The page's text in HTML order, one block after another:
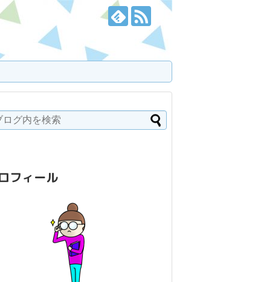
フィール